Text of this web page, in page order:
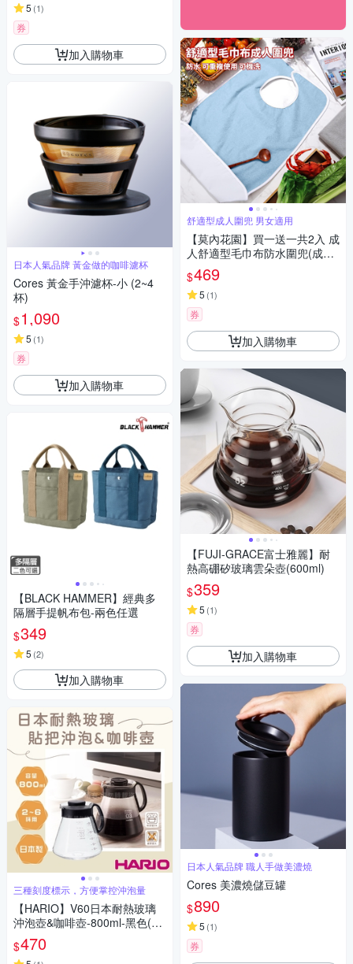
5 (1)
券
加入購物車
日本人氣品牌 黃金做的咖啡濾杯
Cores 黃金手沖濾杯-小 (2~4
杯)
$1,090
5 (1)
券
加入購物車
【BLACK HAMMER】經典多
隔層手提帆布包-兩色任選
$349
5 (2)
加入購物車
三種刻度標示，方便掌控沖泡量
【HARIO】V60日本耐熱玻璃
沖泡壺&咖啡壺-800ml-黑色(XV
D-80B)
$470
舒適型成人圍兜 男女適用
【莫內花園】買一送一共2入 成
人舒適型毛巾布防水圍兜(成人
吃飯圍兜 口水圍兜 老人照護圍
兜)
$469
5 (1)
券
加入購物車
【FUJI-GRACE富士雅麗】耐
熱高硼矽玻璃雲朵壺(600ml)
$359
5 (1)
券
加入購物車
日本人氣品牌 職人手做美濃燒
Cores 美濃燒儲豆罐
$890
5 (1)
券